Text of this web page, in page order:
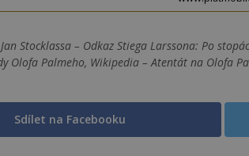
Jan Stocklassa – Odkaz Stiega Larssona: Po
Olofa Palmeho, Wikipedia – Atentát na Olofa
Sdílet na Facebooku